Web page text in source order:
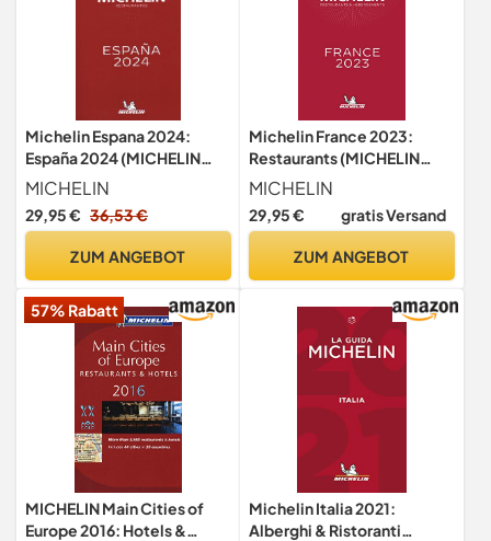
Michelin Espana 2024:
España 2024 (MICHELIN
Hotelführer)
MICHELIN
29,95 € 36,53 €
ZUM ANGEBOT
Michelin France 2023:
Restaurants (MICHELIN
Hotelführer)
MICHELIN
29,95 € gratis Versand
ZUM ANGEBOT
57% Rabatt
MICHELIN Main Cities of
Europe 2016: Hotels &
Michelin Italia 2021:
Alberghi & Ristoranti